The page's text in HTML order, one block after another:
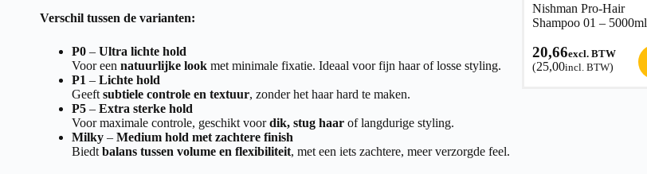
Verschil tussen de varianten:
P0 – Ultra lichte hold
Voor een natuurlijke look met minimale fixatie. Ideaal voor fijn haar of losse styling.
P1 – Lichte hold
Geeft subtiele controle en textuur, zonder het haar hard te maken.
P5 – Extra sterke hold
Voor maximale controle, geschikt voordik, stug haar of langdurige styling.
Milky – Medium hold met zachtere finish
Biedt balans tussen volume en flexibiliteit, met een iets zachtere, meer verzorgde feel.
Nishman Pro-Hair
Shampoo 01 – 5000ml
20,66excl. BTW
(25,00incl. BTW)